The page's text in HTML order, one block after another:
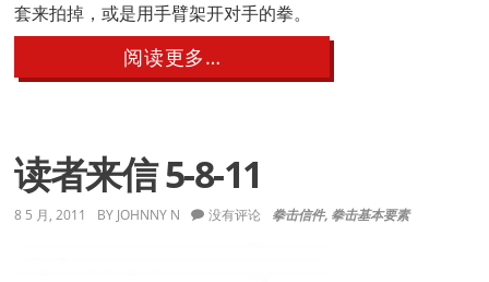
套来拍掉，或是用手臂架开对手的拳。
阅读更多…
拳
读者来信 5-8-11
8 5 月, 2011 BY JOHNNY N 拳击信件, 拳击基本要素
没有评论